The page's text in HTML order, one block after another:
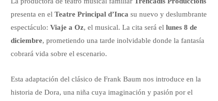
presenta en elTeatre Principal d’Inca su nuevo y deslumbrante
espectáculo:Viaje a Oz, el musical. La cita será ellunes 8 de
diciembre, prometiendo una tarde inolvidable donde la fantasía
cobrará vida sobre el escenario.
Esta adaptación del clásico de Frank Baum nos introduce en la
historia de Dora, una niña cuya imaginación y pasión por el